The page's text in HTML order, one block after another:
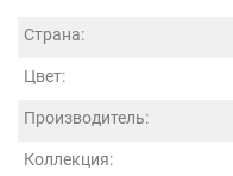
Страна:
Цвет:
Производитель:
Коллекция: